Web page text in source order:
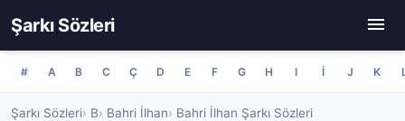
Şarkı Sözleri
# A B C Ç D E F G H I İ J K
Şarkı Sözleri B Bahri İlhan Bahri İlhan Şarkı Sözleri